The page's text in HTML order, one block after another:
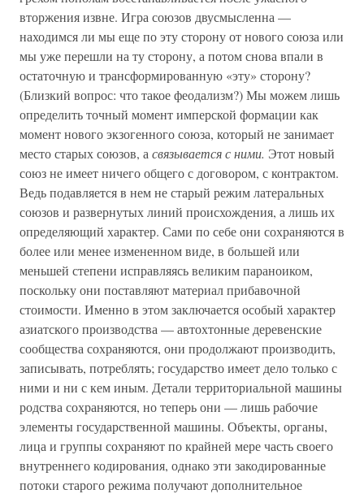
вторжения извне. Игра союзов двусмысленна —
находимся ли мы еще по эту сторону от нового союза или
мы уже перешли на ту сторону, а потом снова впали в
остаточную и трансформированную «эту» сторону?
(Близкий вопрос: что такое феодализм?) Мы можем лишь
определить точный момент имперской формации как
момент нового экзогенного союза, который не занимает
место старых союзов, а связывается с ними. Этот новый
союз не имеет ничего общего с договором, с контрактом.
Ведь подавляется в нем не старый режим латеральных
союзов и развернутых линий происхождения, а лишь их
определяющий характер. Сами по себе они сохраняются в
более или менее измененном виде, в большей или
меньшей степени исправляясь великим параноиком,
поскольку они поставляют материал прибавочной
стоимости. Именно в этом заключается особый характер
азиатского производства — автохтонные деревенские
сообщества сохраняются, они продолжают производить,
записывать, потреблять; государство имеет дело только с
ними и ни с кем иным. Детали территориальной машины
родства сохраняются, но теперь они — лишь рабочие
элементы государственной машины. Объекты, органы,
лица и группы сохраняют по крайней мере часть своего
внутреннего кодирования, однако эти закодированные
потоки старого режима получают дополнительное